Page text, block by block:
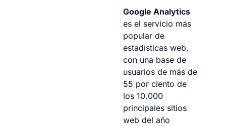
Google Analytics
es el servicio más
popular de
estadísticas web,
con una base de
usuarios de más de
55 por ciento de
los 10.000
principales sitios
web del año